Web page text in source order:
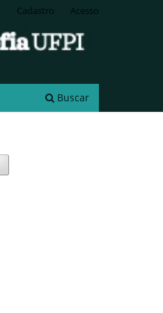
Buscar
Cadastro Acesso